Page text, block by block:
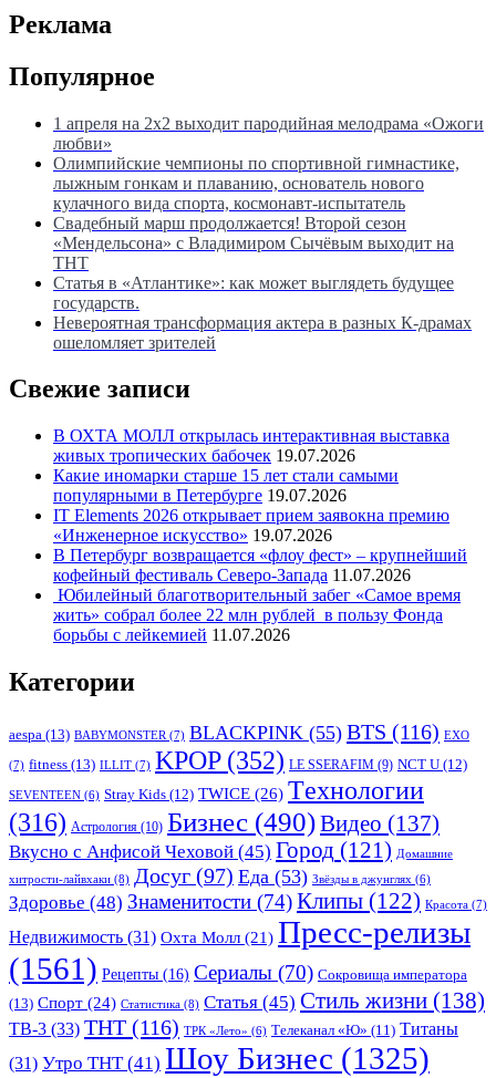
Реклама
Популярное
1 апреля на 2х2 выходит пародийная мелодрама «Ожоги
любви»
Олимпийские чемпионы по спортивной гимнастике,
лыжным гонкам и плаванию, основатель нового
кулачного вида спорта, космонавт-испытатель
Свадебный марш продолжается! Второй сезон
«Мендельсона» с Владимиром Сычёвым выходит на
ТНТ
Статья в «Атлантике»: как может выглядеть будущее
государств.
Невероятная трансформация актера в разных К-драмах
ошеломляет зрителей
Свежие записи
В ОХТА МОЛЛ открылась интерактивная выставка
живых тропических бабочек 19.07.2026
Какие иномарки старше 15 лет стали самыми
популярными в Петербурге 19.07.2026
IT Elements 2026 открывает прием заявокна премию
«Инженерное искусство» 19.07.2026
В Петербург возвращается «флоу фест» – крупнейший
кофейный фестиваль Северо-Запада 11.07.2026
Юбилейный благотворительный забег «Самое время
жить» собрал более 22 млн рублей в пользу Фонда
борьбы с лейкемией 11.07.2026
Категории
aespa (13) BABYMONSTER (7) BLACKPINK (55) BTS (116) EXO
(7) fitness (13) ILLIT (7) KPOP(352) LE SSERAFIM (9) NCT U (12)
SEVENTEEN (6) Stray Kids (12) TWICE (26) Tехнологии
(316) Астрология (10) Бизнес (490)Видео (137)
Вкусно с Анфисой Чеховой (45) Город (121) Домашние
хитрости-лайвхаки (8) Досуг (97) Еда (53) Звёзды в джунглях (6)
Здоровье (48) Знаменитости (74)Клипы (122) Красота (7)
Недвижимость (31) Охта Молл (21) Пресс-релизы
(1561) Рецепты (16) Сериалы (70) Сокровища императора
(13) Спорт (24) Статистика (8) Статья (45) Стиль жизни (138)
ТВ-3 (33) ТНТ (116) ТРК «Лето» (6) Телеканал «Ю» (11) Титаны
(31) Утро ТНТ(41) Шоу Бизнес (1325)